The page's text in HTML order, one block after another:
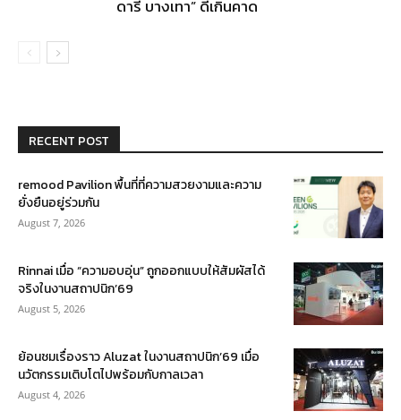
ดารี บางเทา” ดีเกินคาด
RECENT POST
remood Pavilion พื้นที่ที่ความสวยงามและความ
ยั่งยืนอยู่ร่วมกัน
August 7, 2026
Rinnai เมื่อ “ความอบอุ่น” ถูกออกแบบให้สัมผัสได้
จริงในงานสถาปนิก’69
August 5, 2026
ย้อนชมเรื่องราว Aluzat ในงานสถาปนิก’69 เมื่อ
นวัตกรรมเติบโตไปพร้อมกับกาลเวลา
August 4, 2026